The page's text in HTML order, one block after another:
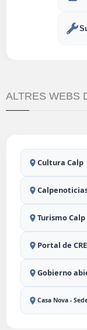
ALTRES WEBS
Cultura Calp
Turismo Calp
Portal de
Gobierno
Casa Nova -